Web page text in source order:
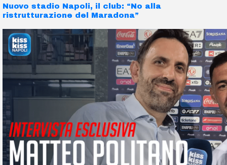
Nuovo stadio Napoli, il club: “No alla
ristrutturazione del Maradona”